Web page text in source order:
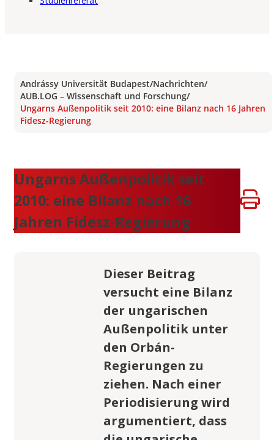
Andrássy Universität Budapest/Nachrichten/
AUB.LOG – Wissenschaft und Forschung/
Ungarns Außenpolitik seit 2010: eine Bilanz nach 16 Jahren
Fidesz-Regierung
Ungarns Außenpolitik seit
2010: eine Bilanz nach 16
Jahren Fidesz-Regierung
Dieser Beitrag
versucht eine Bilanz
der ungarischen
Außenpolitik unter
den Orbán-
Regierungen zu
ziehen. Nach einer
Periodisierung wird
argumentiert, dass